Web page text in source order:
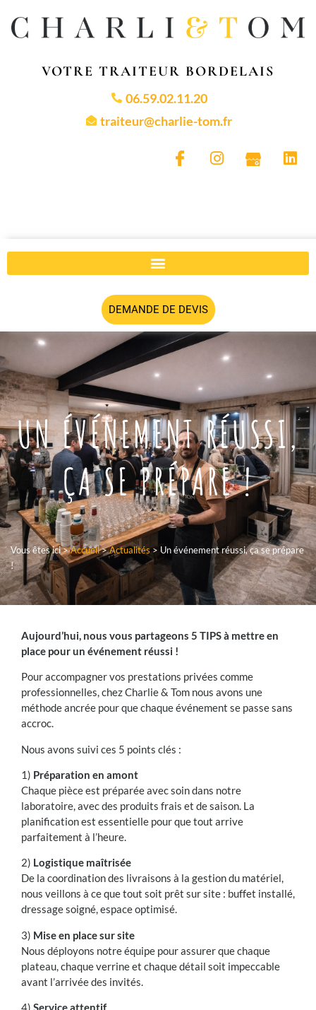
VOTRE TRAITEUR BORDELAIS
06.59.02.11.20
traiteur@charlie-tom.fr
DEMANDE DE DEVIS
UN ÉVÉNEMENT RÉUSSI,
ÇA SE PRÉPARE !
Vous êtes ici >Accueil>Actualités> Un événement réussi, ça se prépare
!
Aujourd’hui, nous vous partageons 5 TIPS à mettre en
place pour un événement réussi !
Pour accompagner vos prestations privées comme
professionnelles, chez Charlie & Tom nous avons une
méthode ancrée pour que chaque événement se passe sans
accroc.
Nous avons suivi ces 5 points clés :
1) Préparation en amont
Chaque pièce est préparée avec soin dans notre
laboratoire, avec des produits frais et de saison. La
planification est essentielle pour que tout arrive
parfaitement à l’heure.
2) Logistique maîtrisée
De la coordination des livraisons à la gestion du matériel,
nous veillons à ce que tout soit prêt sur site : buffet installé,
dressage soigné, espace optimisé.
3) Mise en place sur site
Nous déployons notre équipe pour assurer que chaque
plateau, chaque verrine et chaque détail soit impeccable
avant l’arrivée des invités.
4) Service attentif